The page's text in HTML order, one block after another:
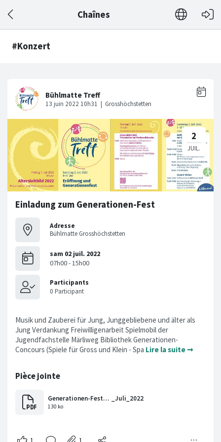
Chaînes
#Konzert
Einladung zum Generationen-Fest
Adresse
Bühlmatte Grosshöchstetten
Musik und Zauberei für Jung, Junggebliebene und älter als
Jung Verdankung Freiwilligenarbeit Spielmobil der
Jugendfachstelle Märliweg Bibliothek Generationen-
Concours (Spiele für Gross und Klein - Spa Lire la suite ➞